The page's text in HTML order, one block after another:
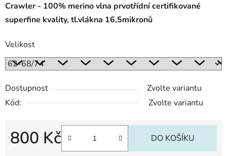
Crawler - 100% merino vlna prvotřídní certifikované
superfine kvality, tl.vlákna 16,5mikronů
Velikost
Dostupnost
Zvolte variantu
Kód:
Zvolte variantu
800 Kč DO KOŠÍKU